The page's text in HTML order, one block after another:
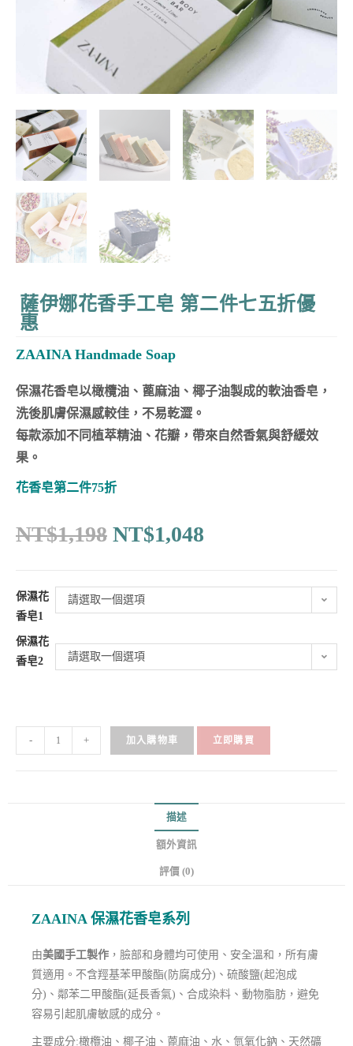
薩伊娜花香手工皂 第二件七五折優
惠
ZAAINA Handmade Soap
保濕花香皂以橄欖油、蓖麻油、椰子油製成的軟油香皂，
洗後肌膚保濕感較佳，不易乾澀。
每款添加不同植萃精油、花瓣，帶來自然香氣與舒緩效
果。
花香皂第二件75折
NT$1,198 NT$1,048
保濕花
香皂1
請選取一個選項
保濕花
香皂2
請選取一個選項
- + 加入購物車 立即購買
描述
額外資訊
評價 (0)
ZAAINA 保濕花香皂系列
由美國手工製作 ，臉部和身體均可使用、安全溫和，所有膚
質適用。不含羥基苯甲酸酯(防腐成分)、硫酸鹽(起泡成
分)、鄰苯二甲酸酯(延長香氣)、合成染料、動物脂肪，避免
容易引起肌膚敏感的成分。
主要成分:橄欖油、椰子油、蓖麻油、水、氫氧化鈉、天然礦